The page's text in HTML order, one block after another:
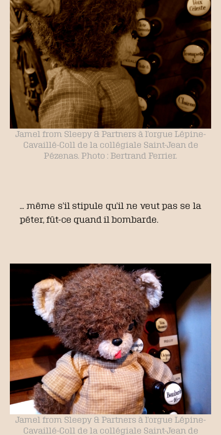
Jamel from Sleepy & Partners à l’orgue Lépine-
Cavaillé-Coll de la collégiale Saint-Jean de
Pézenas. Photo : Bertrand Ferrier.
… même s’il stipule qu’il ne veut pas se la
péter, fût-ce quand il bombarde.
Jamel from Sleepy & Partners à l’orgue Lépine-
Cavaillé-Coll de la collégiale Saint-Jean de